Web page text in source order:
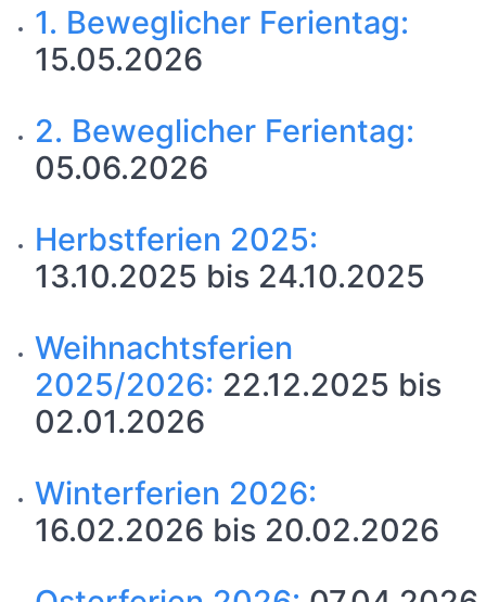
1. Beweglicher Ferientag:
15.05.2026
2. Beweglicher Ferientag:
05.06.2026
Herbstferien 2025:
13.10.2025 bis 24.10.2025
Weihnachtsferien
2025/2026: 22.12.2025 bis
02.01.2026
Winterferien 2026:
16.02.2026 bis 20.02.2026